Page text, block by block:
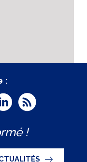
:
L
n
k
R
!